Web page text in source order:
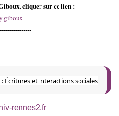
cliquer sur ce lien :
: Écritures et interactions sociales
rennes2.fr